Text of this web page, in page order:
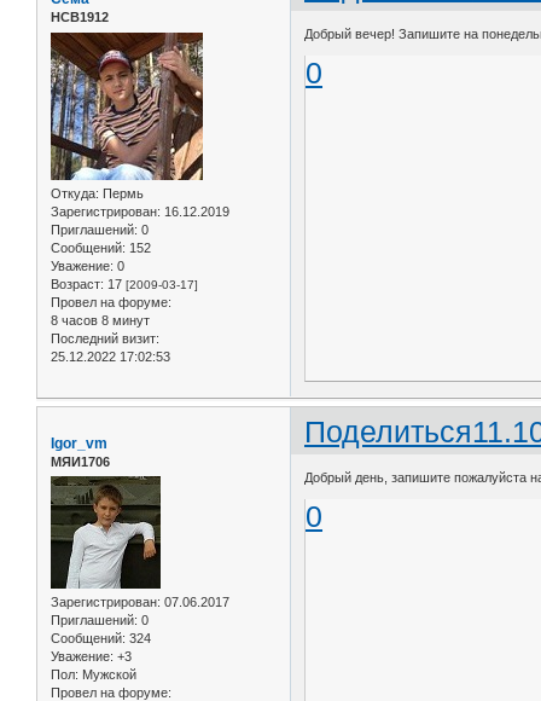
НСВ1912
Откуда: Пермь
Зарегистрирован: 16.12.2019
Приглашений: 0
Сообщений: 152
Уважение: 0
Возраст: 17 [2009-03-17]
Провел на форуме:
8 часов 8 минут
Последний визит:
25.12.2022 17:02:53
Добрый вечер! Запишите на
0
Поделиться
Igor_vm
МЯИ1706
Зарегистрирован: 07.06.2017
Приглашений: 0
Сообщений: 324
Уважение: +3
Пол: Мужской
Провел на форуме:
Добрый день, запишите пожалуйста
0